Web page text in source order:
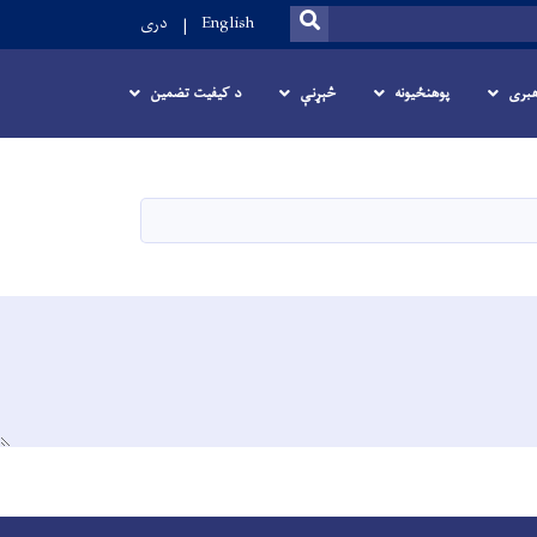
SEARCH
English دری
پوهنځیونه څېړنې د کیفیت تضمین